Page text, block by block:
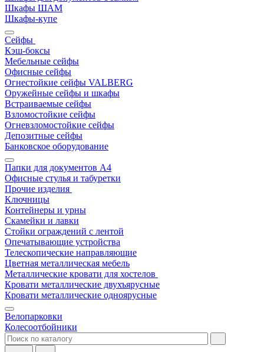
Шкафы ШАМ
Шкафы-купе
Сейфы
Кэш-боксы
Мебельные сейфы
Офисные сейфы
Огнестойкие сейфы VALBERG
Оружейные сейфы и шкафы
Встраиваемые сейфы
Взломостойкие сейфы
Огневзломостойкие сейфы
Депозитные сейфы
Банковское оборудование
Папки для документов A4
Офисные стулья и табуретки
Прочие изделия
Ключницы
Контейнеры и урны
Скамейки и лавки
Стойки ограждений с лентой
Опечатывающие устройства
Телескопические направляющие
Цветная металлическая мебель
Металлические кровати для хостелов
Кровати металлические двухъярусные
Кровати металлические одноярусные
Велопарковки
Колесоотбойники